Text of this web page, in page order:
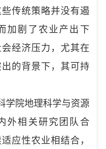
传统策略并没有遏
加剧了农业产出下
经济压力，尤其在
的背景下，其可持
学院地理科学与资源
外相关研究团队合
应性农业相结合，